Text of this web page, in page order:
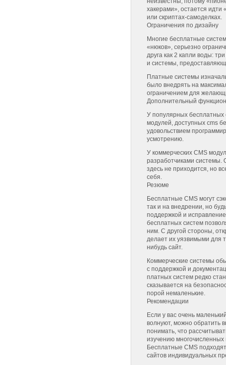
хакерами», остается идти
или скриптах-самоделках.
Ограничения по дизайну
Многие бесплатные
«нюков», серьезно
друга как 2 капли воды:
и системы,
Платные системы
было внедрять на
ограничением для
Дополнительный
У популярных бесплатных
модулей, доступных cms
удовольствием
усмотрению.
У коммерческих CMS
разработчиками системы.
здесь не приходится, но
себя.
Резюме
Бесплатные CMS могут
так и на внедрении, но
поддержкой и
бесплатных систем
ним. С другой стороны,
делает их уязвимыми для
нибудь сайт.
Коммерческие системы
с поддержкой и
платных систем редко
сказывается на
порой немаленькие.
Рекомендации
Если у вас очень
волнуют, можно обратить
понимать, что
изучению многочисленных
Бесплатные CMS
сайтов индивидуальных